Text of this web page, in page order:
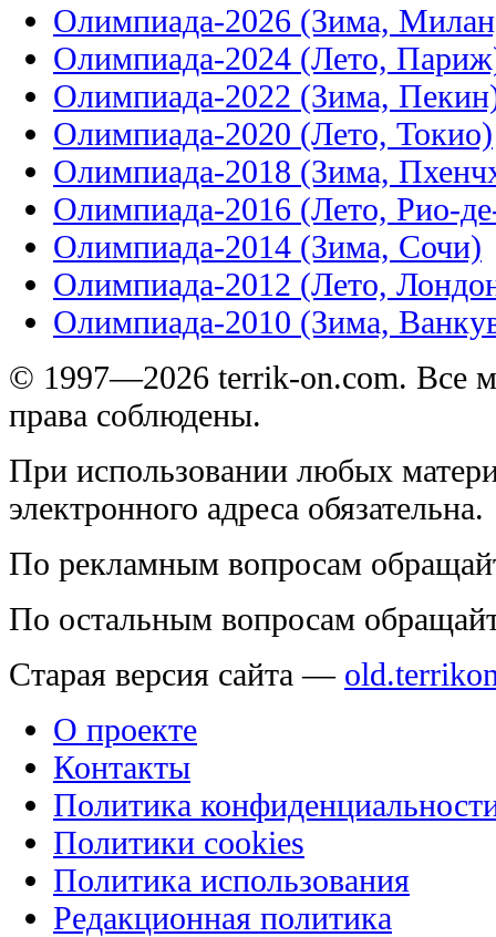
Олимпиада-2026 (Зима,
Олимпиада-2024 (Лето,
Олимпиада-2022 (Зима,
Олимпиада-2020 (Лето, Токио)
Олимпиада-2018 (Зима,
Олимпиада-2016 (Лето, Рио-
Олимпиада-2014 (Зима, Сочи)
Олимпиада-2012 (Лето,
Олимпиада-2010 (Зима,
© 1997—2026 terrik-on.com. Все
права соблюдены.
При использовании любых
электронного адреса обязательна.
По рекламным вопросам
По остальным вопросам
Старая версия сайта —
О проекте
Контакты
Политика
Политики cookies
Политика использования
Редакционная политика